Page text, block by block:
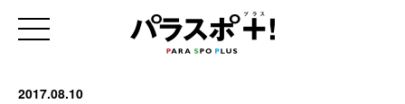
2017.08.10